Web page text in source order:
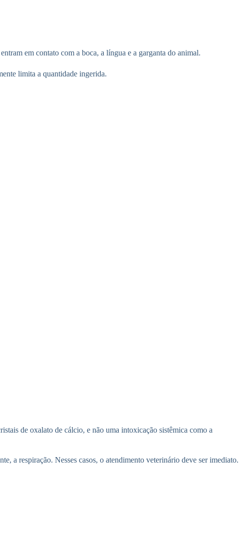
em contato com a boca, a língua e a garganta do animal.
limita a quantidade ingerida.
de oxalato de cálcio, e não uma intoxicação sistêmica como a
a respiração. Nesses casos, o atendimento veterinário deve ser imediato.